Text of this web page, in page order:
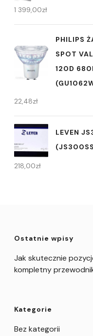
1 399,00zł
PHILIPS
SPOT
120D
22,48zł
LEVEN
218,00zł
Ostatnie wpisy
Jak skutecznie
kompletny
Kategorie
Bez kategorii